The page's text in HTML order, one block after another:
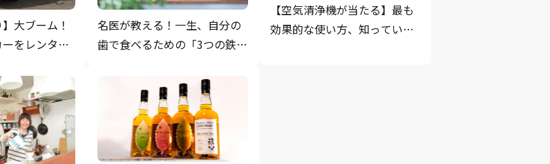
大ブーム！
をレンタル
名医が教える！一生、自分の
歯で食べるための「3つの鉄
【空気清浄機が当たる】最も
効果的な使い方、知っていま